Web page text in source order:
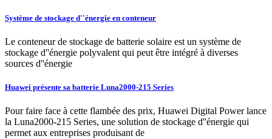
Système de stockage d''énergie en conteneur
Le conteneur de stockage de batterie solaire est un système de
stockage d''énergie polyvalent qui peut être intégré à diverses
sources d''énergie
Huawei présente sa batterie Luna2000-215 Series
Pour faire face à cette flambée des prix, Huawei Digital Power lance
la Luna2000-215 Series, une solution de stockage d''énergie qui
permet aux entreprises produisant de